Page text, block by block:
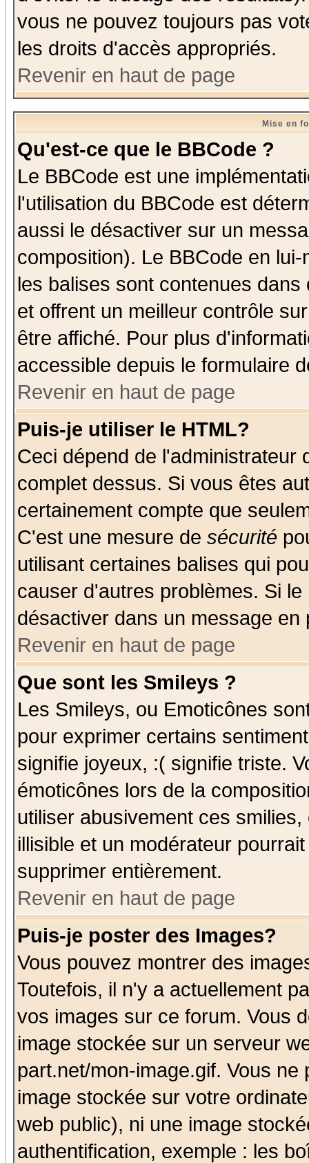
vous ne pouvez toujours pas
les droits d'accès appropriés.
Revenir en haut de page
Mise en
Qu'est-ce que le BBCode ?
Le BBCode est une
l'utilisation du BBCode est
aussi le désactiver sur un
composition). Le BBCode en
les balises sont contenues
et offrent un meilleur contrôle
être affiché. Pour plus
accessible depuis le formulaire
Revenir en haut de page
Puis-je utiliser le HTML?
Ceci dépend de l'administrateur
complet dessus. Si vous êtes
certainement compte que
C'est une mesure de sécurité
utilisant certaines balises qui
causer d'autres problèmes. Si
désactiver dans un message
Revenir en haut de page
Que sont les Smileys ?
Les Smileys, ou Emoticônes
pour exprimer certains
signifie joyeux, :( signifie triste.
émoticônes lors de la
utiliser abusivement ces
illisible et un modérateur
supprimer entièrement.
Revenir en haut de page
Puis-je poster des Images?
Vous pouvez montrer des
Toutefois, il n'y a actuellement
vos images sur ce forum. Vous
image stockée sur un serveur
part.net/mon-image.gif. Vous
image stockée sur votre
web public), ni une image
authentification, exemple : les